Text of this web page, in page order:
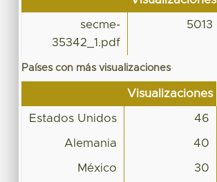
secme-
35342_1.pdf
5013
Países con más visualizaciones
Visualizaciones
Estados Unidos 46
Alemania 40
México 30